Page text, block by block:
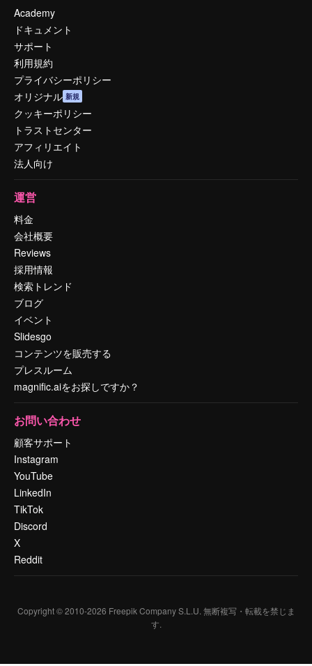
Academy
ドキュメント
サポート
利用規約
プライバシーポリシー
オリジナル 新規
クッキーポリシー
トラストセンター
アフィリエイト
法人向け
運営
料金
会社概要
Reviews
採用情報
検索トレンド
ブログ
イベント
Slidesgo
コンテンツを販売する
プレスルーム
magnific.aiをお探しですか？
お問い合わせ
顧客サポート
Instagram
YouTube
LinkedIn
TikTok
Discord
X
Reddit
Copyright © 2010-2026 Freepik Company S.L.U. 無断複写・転載を禁じま
す.